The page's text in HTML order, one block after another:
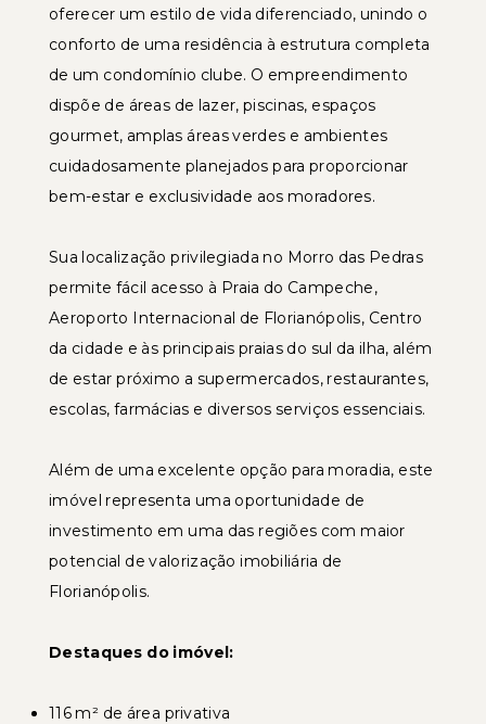
oferecer um estilo de vida diferenciado, unindo o
conforto de uma residência à estrutura completa
de um condomínio clube. O empreendimento
dispõe de áreas de lazer, piscinas, espaços
gourmet, amplas áreas verdes e ambientes
cuidadosamente planejados para proporcionar
bem-estar e exclusividade aos moradores.
Sua localização privilegiada no Morro das Pedras
permite fácil acesso à Praia do Campeche,
Aeroporto Internacional de Florianópolis, Centro
da cidade e às principais praias do sul da ilha, além
de estar próximo a supermercados, restaurantes,
escolas, farmácias e diversos serviços essenciais.
Além de uma excelente opção para moradia, este
imóvel representa uma oportunidade de
investimento em uma das regiões com maior
potencial de valorização imobiliária de
Florianópolis.
Destaques do imóvel:
116 m² de área privativa